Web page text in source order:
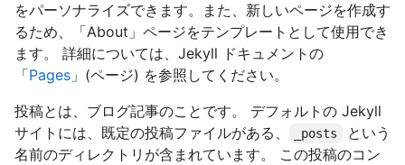
をパーソナライズできます。また、新しいページを作成す
るため、「About」ページをテンプレートとして使用でき
ます。 詳細については、Jekyll ドキュメントの
「Pages 」(ページ) を参照してください。
投稿とは、ブログ記事のことです。 デフォルトの Jekyll
サイトには、既定の投稿ファイルがある、
_posts
という
名前のディレクトリが含まれています。 この投稿のコン